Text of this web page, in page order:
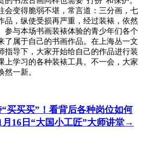
会变得脆弱不堪，常言道：三分画，七
品，纵使受损再严重，经过装裱，依然
参与本场书画装裱体验的青少年们各个
了属于自己的书画作品。在上海丛一文
指导下，大家开始给自己的作品进行装
上学习的各种装裱工具。不一会，大家
然一新。
买买买”！看背后各种岗位如何
月16日“大国小工匠”大师讲堂→